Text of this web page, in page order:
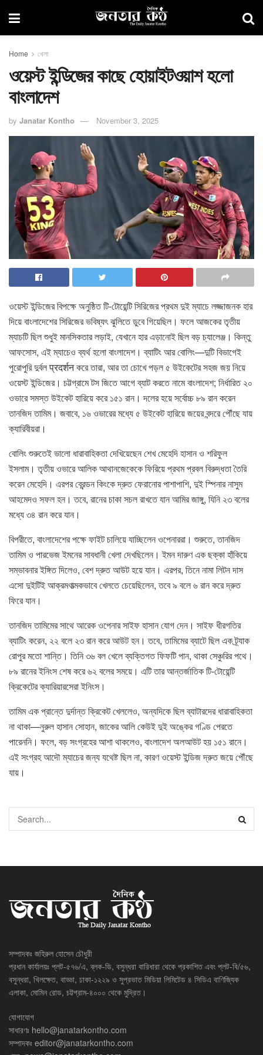
Home খেলা
ওয়েস্ট ইন্ডিজের কাছে হোয়াইটওয়াশ হলো
বাংলাদেশ
by Janatar Kontho November 3, 2025
ওয়েস্ট ইন্ডিজের বিপক্ষে অনুষ্ঠিত টি-টোয়েন্টি সিরিজের প্রথম দুই ম্যাচে লজ্জাজনক হার
দিয়ে বাংলাদেশের সিরিজের ভবিষ্যৎ ঝুলিতে ডুবে গিয়েছিল। ফলে আজকের তৃতীয়
ম্যাচটি ছিল শুধুই মানসিকতার লড়াই, যেখানে হার এড়ানোই ছিল বড় চ্যালেঞ্জ। কিন্তু
আফসোস, এই ম্যাচেও ব্যর্থ হলো বাংলাদেশ। ব্যাটিং আর বোলিং—দুটি বিভাগেই
পুরোপুরি দুর্বল प्रदर्शन করে তারা, আর তা চোখে পড়ল ৫ উইকেটের সহজ জয় নিয়ে
ওয়েস্ট ইন্ডিজের। চট্টগ্রামে টস জিতে আগে ব্যাট করতে নামে বাংলাদেশ; নির্ধারিত ২০
ওভারে সমস্ত উইকেট হারিয়ে করে ১৫১ রান। দলের হয়ে সর্বোচ্চ ৮৯ রান করেন
তানজিদ তামিম। জবাবে, ১৬ ওভারের মধ্যে ৫ উইকেট হারিয়ে জয়ের বন্দরে পৌঁছে যায়
ক্যারিবীয়রা।
বোলিং শুরুতেই ভালো ধারাবাহিকতা দেখিয়েছেন শেখ মেহেদি হাসান ও শরিফুল
ইসলাম। তৃতীয় ওভারে আলিক আথানজেকেকে ফিরিয়ে প্রথম প্রবল বিরুদ্ধতা তৈরি
করেন মেহেদি। এরপর ব্রেন্ডন কিংকে দ্রুত ফেরানোর পাশাপাশি, দুই স্পিনার নাসুম
আহমেদও সফল হন। তবে, রানের চাকা সচল রাখতে যান আমির জাঙ্গু, যিনি ২৩ বলের
মধ্যে ৩৪ রান করে যান।
বিপরীতে, বাংলাদেশের পক্ষে ফাইট চালিয়ে যাচ্ছিলেন ওপেনাররা। শুরুতে, তানজিদ
তামিম ও পারভেজ ইমনের সাবধানী খেলা দেখছিলেন। ইমন দারুণ এক ছক্কা হাঁকিয়ে
সম্ভাবনার ইঙ্গিত দিলেও, বেশ দ্রুত আউট হয়ে যান। এরপর, তিনে নামা লিটন দাস
এসো দুইটিই আক্রমণাত্মকভাবে খেলতে চেয়েছিলেন, তবে ৯ বলে ৬ রান করে দ্রুত
ফিরে যান।
তানজিদ তামিমের সাথে আরেক ওপেনার সাইফ হাসান যোগ দেন। সাইফ ধীরগতির
ব্যাটিং করেন, ২২ বলে ২৩ রান করে আউট হন। তবে, তামিমের ব্যাটে ছিল এক ট্র্যাক
রোপুর মতো শান্তি। তিনি ৩৬ বল খেলে ব্যক্তিগত ফিফটি পান, থাকা সেঞ্চুরির পথে।
৮৯ রানের ইনিংস শেষ করে ৬২ বলের সময়ে। এটি তার আন্তর্জাতিক টি-টোয়েন্টি
ক্রিকেটের ক্যারিয়ারসেরা ইনিংস।
তামিম এক প্রান্তে দুর্দান্ত ক্রিকেট খেললেও, অন্যদিকে ছিল ব্যাটারদের ধারাবাহিকতা
না থাকা—নুরুল হাসান সোহান, জাকের আলি কেউই দুই অঙ্কের গণ্ডি পেরতে
পারেননি। ফলে, বড় সংগ্রহের আশা থাকলেও, বাংলাদেশ অলআউট হয় ১৫১ রানে।
এই সংগ্রহ আদৌ ম্যাচের জন্য যথেষ্ট ছিল না, কারণ ওয়েস্ট ইন্ডিজ দ্রুত জয়ে পৌঁছে
যায়।
সম্পাদকঃ জহিরুল হোসেন চৌধুরী
প্রধান কার্যালয়ঃ প্লট-৫৭৬/এ, ব্লক-ডি, বসুন্ধরা বারিধারা থেকে প্রকাশিত এবং প্লট-বি/৫৬,
বসুন্ধরা, খিলক্ষেত, বাড্ডা, ঢাকা-১২২৯ ও সুপ্রভাত মিডিয়া লিমিটেড ৪ সিডিএ বাণিজ্যিক
এলাকা, মোমিন রোড, চট্টগ্রাম-৪০০০ থেকে মুদ্রিত।
যোগাযোগ
সাধারণঃ hello@janatarkontho.com
সম্পাদকঃ editor@janatarkontho.com